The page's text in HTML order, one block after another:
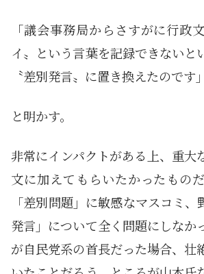
「議会事務局からさすがに行政
イ〟という言葉を記録できないと
〝差別発言〟に置き換えたのです」
と明かす。
非常にインパクトがある上、重大
文に加えてもらいたかったもの
「差別問題」に敏感なマスコミ、
発言」について全く問題にしなか
が自民党系の首長だった場合、壮